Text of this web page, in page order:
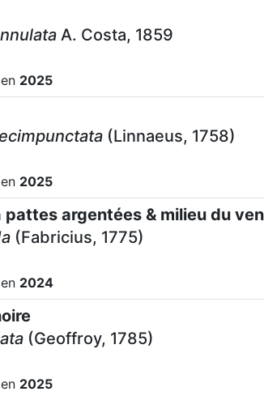
A. Costa, 1859
2025
(Linnaeus, 1758)
2025
argentées & milieu du
(Fabricius, 1775)
2024
(Geoffroy, 1785)
2025